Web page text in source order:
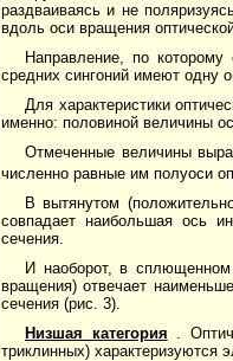
раздваиваясь и не
вдоль оси вращения
Направление, по
средних сингоний имеют одну
Для характеристики
именно: половиной величины
Отмеченные величины
численно равные им полуоси
В вытянутом
совпадает наибольшая ось
сечения.
И наоборот, в сплющенном
вращения) отвечает
сечения (рис. 3).
Низшая категория
.
триклинных)